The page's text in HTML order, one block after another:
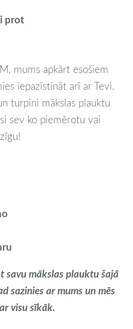
prot
mums apkārt esošiem
iepazīstināt arī ar Tevi.
turpini mākslas plauktu
sev ko piemērotu vai
savu mākslas plauktu šajā
sazinies ar mums un mēs
visu sīkāk.